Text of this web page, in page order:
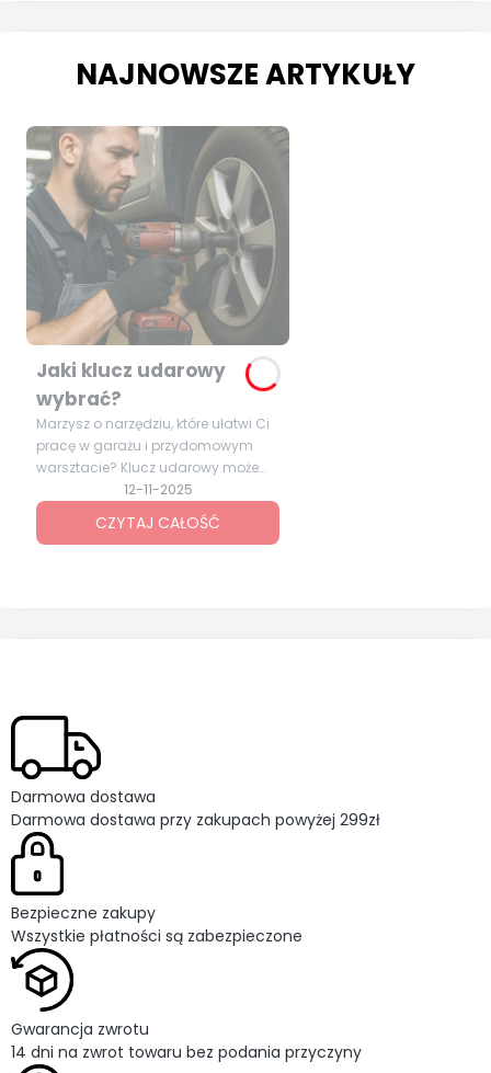
NAJNOWSZE ARTYKUŁY
12-11-2025
Jaki klucz udarowy
wybrać?
Marzysz o narzędziu, które ułatwi Ci
pracę w garażu i przydomowym
warsztacie? Klucz udarowy może
okazać się niezastąpiony podczas
odkręcania i dokręcania śrub.
Wybór odpowiedniego modelu nie
CZYTAJ CAŁOŚĆ
Darmowa dostawa
Darmowa dostawa przy zakupach powyżej 299zł
Bezpieczne zakupy
Wszystkie płatności są zabezpieczone
Gwarancja zwrotu
14 dni na zwrot towaru bez podania przyczyny